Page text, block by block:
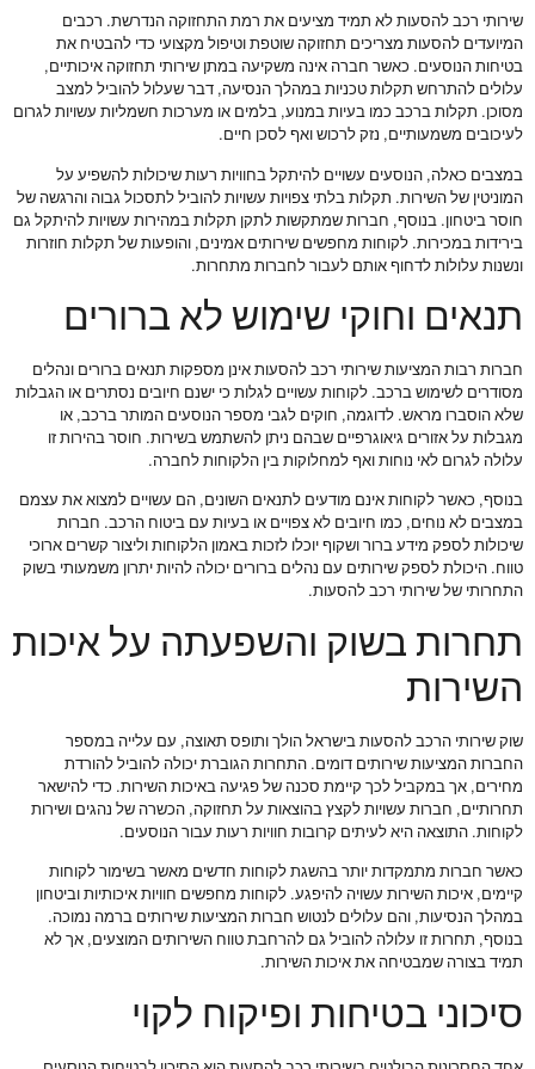
שירותי רכב להסעות לא תמיד מציעים את רמת התחזוקה הנדרשת. רכבים
המיועדים להסעות מצריכים תחזוקה שוטפת וטיפול מקצועי כדי להבטיח את
בטיחות הנוסעים. כאשר חברה אינה משקיעה במתן שירותי תחזוקה איכותיים,
עלולים להתרחש תקלות טכניות במהלך הנסיעה, דבר שעלול להוביל למצב
מסוכן. תקלות ברכב כמו בעיות במנוע, בלמים או מערכות חשמליות עשויות לגרום
לעיכובים משמעותיים, נזק לרכוש ואף לסכן חיים.
במצבים כאלה, הנוסעים עשויים להיתקל בחוויות רעות שיכולות להשפיע על
המוניטין של השירות. תקלות בלתי צפויות עשויות להוביל לתסכול גבוה והרגשה של
חוסר ביטחון. בנוסף, חברות שמתקשות לתקן תקלות במהירות עשויות להיתקל גם
בירידות במכירות. לקוחות מחפשים שירותים אמינים, והופעות של תקלות חוזרות
ונשנות עלולות לדחוף אותם לעבור לחברות מתחרות.
תנאים וחוקי שימוש לא ברורים
חברות רבות המציעות שירותי רכב להסעות אינן מספקות תנאים ברורים ונהלים
מסודרים לשימוש ברכב. לקוחות עשויים לגלות כי ישנם חיובים נסתרים או הגבלות
שלא הוסברו מראש. לדוגמה, חוקים לגבי מספר הנוסעים המותר ברכב, או
מגבלות על אזורים גיאוגרפיים שבהם ניתן להשתמש בשירות. חוסר בהירות זו
עלולה לגרום לאי נוחות ואף למחלוקות בין הלקוחות לחברה.
בנוסף, כאשר לקוחות אינם מודעים לתנאים השונים, הם עשויים למצוא את עצמם
במצבים לא נוחים, כמו חיובים לא צפויים או בעיות עם ביטוח הרכב. חברות
שיכולות לספק מידע ברור ושקוף יוכלו לזכות באמון הלקוחות וליצור קשרים ארוכי
טווח. היכולת לספק שירותים עם נהלים ברורים יכולה להיות יתרון משמעותי בשוק
התחרותי של שירותי רכב להסעות.
תחרות בשוק והשפעתה על איכות
השירות
שוק שירותי הרכב להסעות בישראל הולך ותופס תאוצה, עם עלייה במספר
החברות המציעות שירותים דומים. התחרות הגוברת יכולה להוביל להורדת
מחירים, אך במקביל לכך קיימת סכנה של פגיעה באיכות השירות. כדי להישאר
תחרותיים, חברות עשויות לקצץ בהוצאות על תחזוקה, הכשרה של נהגים ושירות
לקוחות. התוצאה היא לעיתים קרובות חוויות רעות עבור הנוסעים.
כאשר חברות מתמקדות יותר בהשגת לקוחות חדשים מאשר בשימור לקוחות
קיימים, איכות השירות עשויה להיפגע. לקוחות מחפשים חוויות איכותיות וביטחון
במהלך הנסיעות, והם עלולים לנטוש חברות המציעות שירותים ברמה נמוכה.
בנוסף, תחרות זו עלולה להוביל גם להרחבת טווח השירותים המוצעים, אך לא
תמיד בצורה שמבטיחה את איכות השירות.
סיכוני בטיחות ופיקוח לקוי